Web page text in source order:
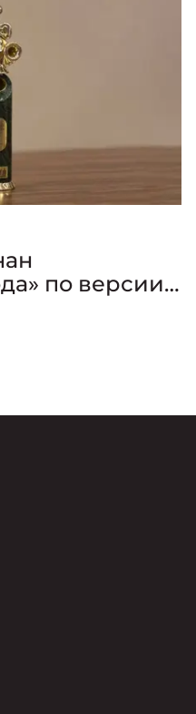
по версии